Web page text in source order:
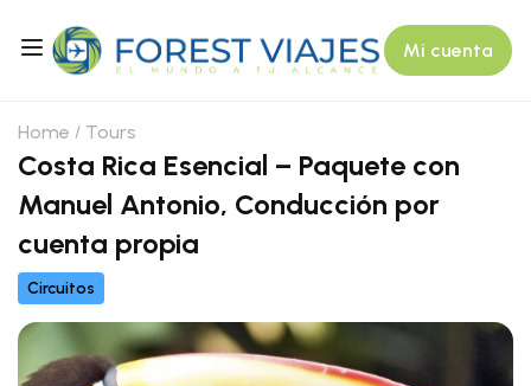
Mi cuenta
Home Tours
Costa Rica Esencial – Paquete con
Manuel Antonio, Conducción por
cuenta propia
Circuitos